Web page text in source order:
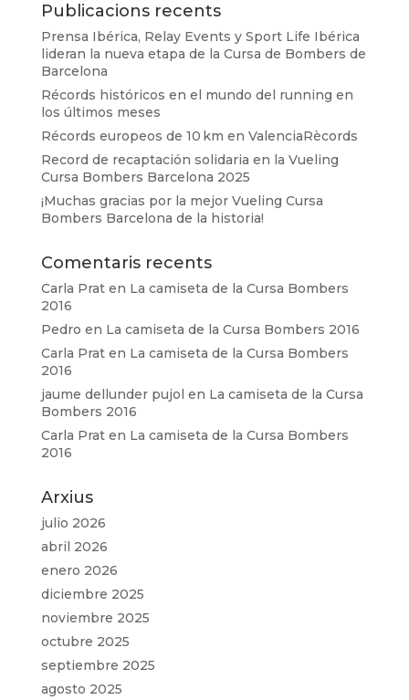
Publicacions recents
Prensa Ibérica, Relay Events y Sport Life Ibérica
lideran la nueva etapa de la Cursa de Bombers de
Barcelona
Récords históricos en el mundo del running en
los últimos meses
Récords europeos de 10 km en ValenciaRècords
Record de recaptación solidaria en la Vueling
Cursa Bombers Barcelona 2025
¡Muchas gracias por la mejor Vueling Cursa
Bombers Barcelona de la historia!
Comentaris recents
Carla Praten La camiseta de la Cursa Bombers
2016
Pedro en La camiseta de la Cursa Bombers 2016
Carla Praten La camiseta de la Cursa Bombers
2016
jaume dellunder pujol en La camiseta de la Cursa
Bombers 2016
Carla Praten La camiseta de la Cursa Bombers
2016
Arxius
julio 2026
abril 2026
enero 2026
diciembre 2025
noviembre 2025
octubre 2025
septiembre 2025
agosto 2025